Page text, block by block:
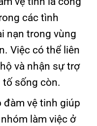
các tình
nạn trong vùng
Việc có thể liên
và nhận sự trợ
sống còn.
đàm vệ tinh giúp
làm việc ở